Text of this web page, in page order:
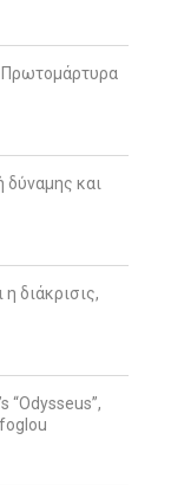
Πρωτομάρτυρα
δύναμης και
διάκρισις,
“Odysseus”,